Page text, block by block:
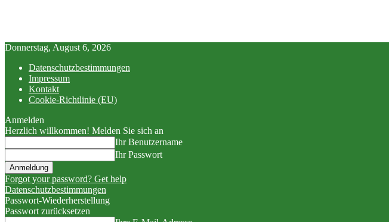
Donnerstag, August 6, 2026
Datenschutzbestimmungen
Impressum
Kontakt
Cookie-Richtlinie (EU)
Anmelden
Herzlich willkommen! Melden Sie sich an
Ihr Benutzername
Ihr Passwort
Forgot your password? Get help
Datenschutzbestimmungen
Passwort-Wiederherstellung
Passwort zurücksetzen